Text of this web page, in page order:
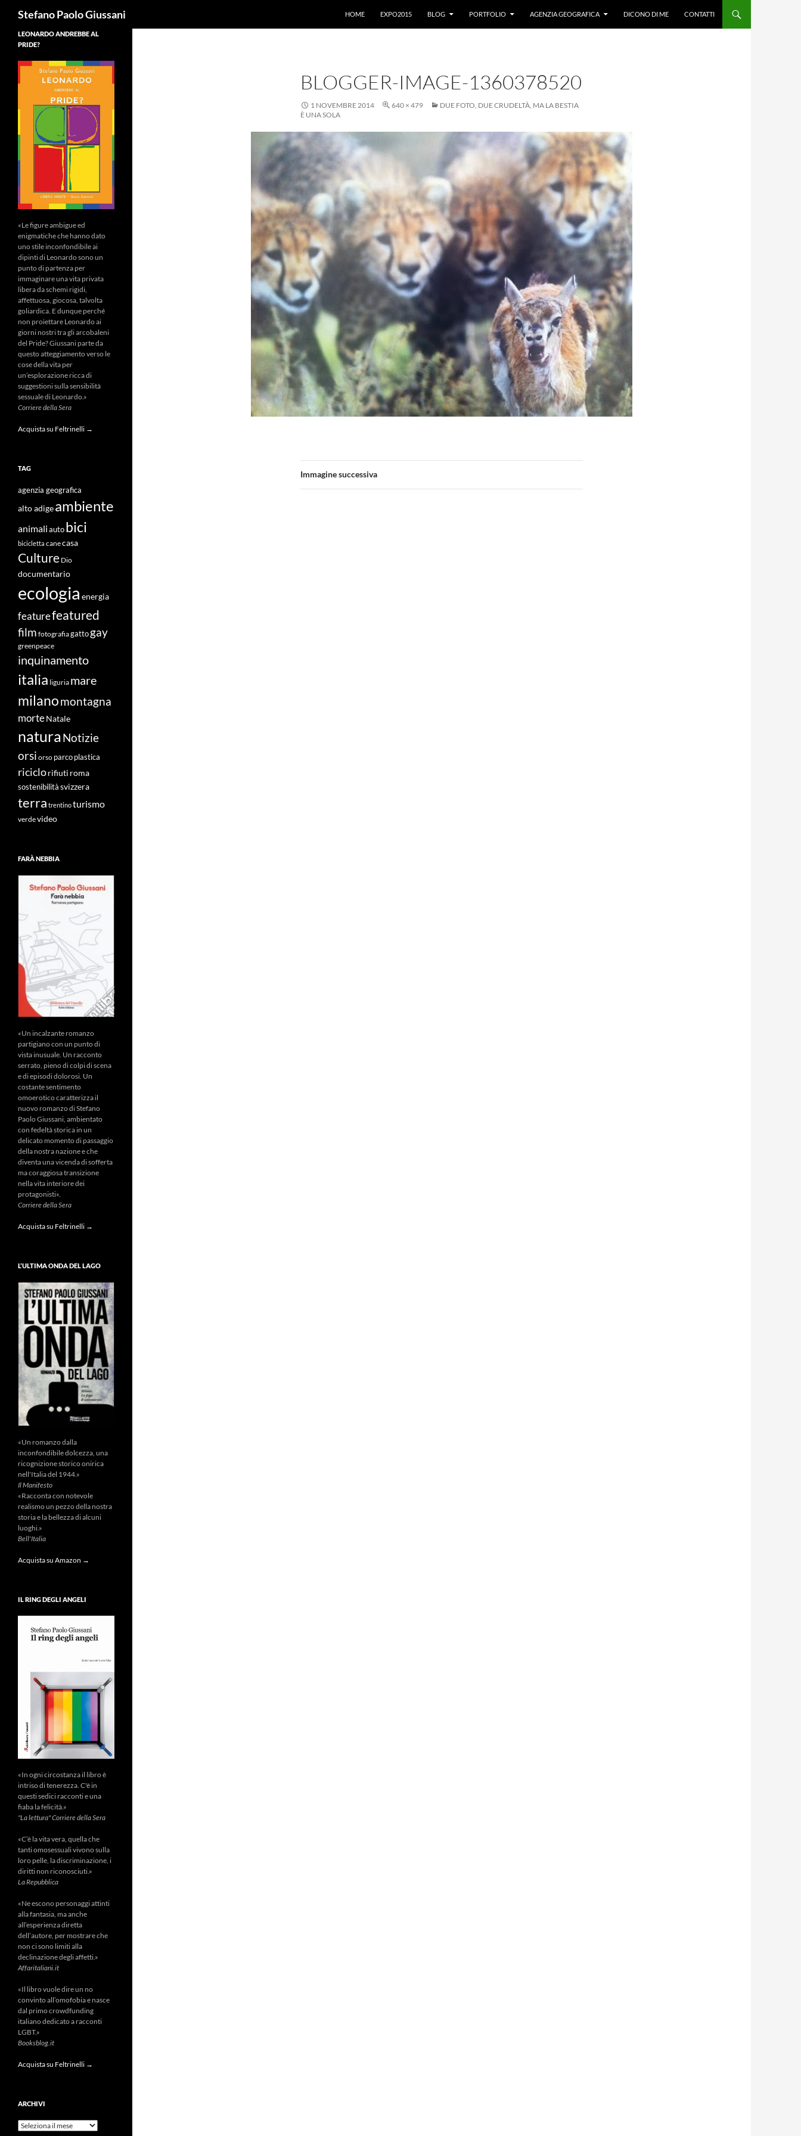
Stefano Paolo Giussani
HOME
EXPO2015 BLOG PORTFOLIO AGENZIA GEOGRAFICA DICONO DI ME CONTATTI
BLOGGER-IMAGE-1360378520
1 NOVEMBRE 2014 640 × 479
DUE FOTO, DUE CRUDELTÀ, MA LA BESTIA
È UNA SOLA
Immagine successiva
LEONARDO ANDREBBE AL
PRIDE?
«Le figure ambigue ed
enigmatiche che hanno dato
uno stile inconfondibile ai
dipinti di Leonardo sono un
punto di partenza per
immaginare una vita privata
libera da schemi rigidi,
affettuosa, giocosa, talvolta
goliardica. E dunque perché
non proiettare Leonardo ai
giorni nostri tra gli arcobaleni
del Pride? Giussani parte da
questo atteggiamento verso le
cose della vita per
un’esplorazione ricca di
suggestioni sulla sensibilità
sessuale di Leonardo.»
Corriere della Sera
Acquista su Feltrinelli →
TAG
agenzia geografica
alto adigeambiente
animali auto bici
bicicletta canecasa
Culture Dio
documentario
ecologia energia
featurefeatured
film fotografiagatto gay
greenpeace
inquinamento
italia liguria mare
milanomontagna
morteNatale
naturaNotizie
orsi orso parco plastica
riciclorifiuti roma
sostenibilità svizzera
terra trentinoturismo
verdevideo
FARÀ NEBBIA
«Un incalzante romanzo
partigiano con un punto di
vista inusuale. Un racconto
serrato, pieno di colpi di scena
e di episodi dolorosi. Un
costante sentimento
omoerotico caratterizza il
nuovo romanzo di Stefano
Paolo Giussani, ambientato
con fedeltà storica in un
delicato momento di passaggio
della nostra nazione e che
diventa una vicenda di sofferta
ma coraggiosa transizione
nella vita interiore dei
protagonisti».
Corriere della Sera
Acquista su Feltrinelli →
L’ULTIMA ONDA DEL LAGO
«Un romanzo dalla
inconfondibile dolcezza, una
ricognizione storico onirica
nell'Italia del 1944.»
Il Manifesto
«Racconta con notevole
realismo un pezzo della nostra
storia e la bellezza di alcuni
luoghi.»
Bell'Italia
Acquista su Amazon →
IL RING DEGLI ANGELI
«In ogni circostanza il libro è
intriso di tenerezza. C'è in
questi sedici racconti e una
fiaba la felicità.»
"La lettura" Corriere della Sera
«C’è la vita vera, quella che
tanti omosessuali vivono sulla
loro pelle, la discriminazione, i
diritti non riconosciuti.»
La Repubblica
«Ne escono personaggi attinti
alla fantasia, ma anche
all’esperienza diretta
dell’autore, per mostrare che
non ci sono limiti alla
declinazione degli affetti.»
Affaritaliani.it
«Il libro vuole dire un no
convinto all’omofobia e nasce
dal primo crowdfunding
italiano dedicato a racconti
LGBT.»
Booksblog.it
Acquista su Feltrinelli →
ARCHIVI
Archivi